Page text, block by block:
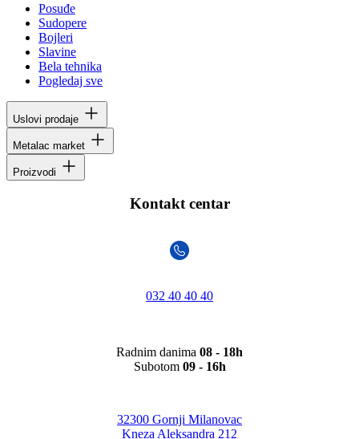
Posuđe
Sudopere
Bojleri
Slavine
Bela tehnika
Pogledaj sve
Uslovi prodaje
Metalac market
Proizvodi
Kontakt centar
032 40 40 40
Radnim danima 08 - 18h
Subotom 09 - 16h
32300 Gornji Milanovac
Kneza Aleksandra 212